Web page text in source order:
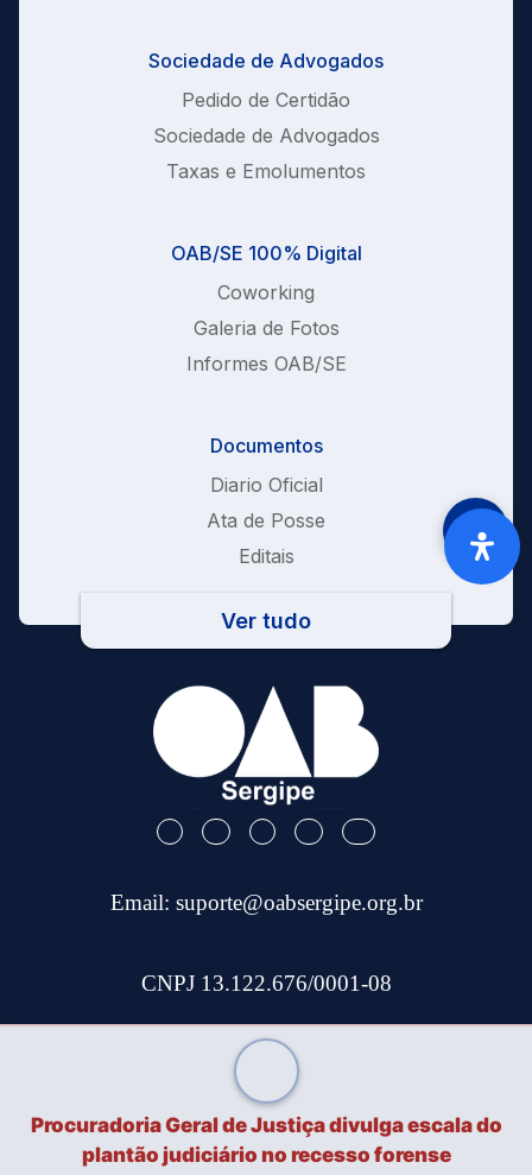
Sociedade de Advogados
Pedido de Certidão
Sociedade de Advogados
Taxas e Emolumentos
OAB/SE 100% Digital
Coworking
Galeria de Fotos
Informes OAB/SE
Documentos
Diario Oficial
Ata de Posse
Editais
Ver tudo
Email: suporte@oabsergipe.org.br
CNPJ 13.122.676/0001-08
Telefone: (79) 3301-9100
Site Desenvolvido porTec Capital
Procuradoria Geral de Justiça divulga escala do
plantão judiciário no recesso forense